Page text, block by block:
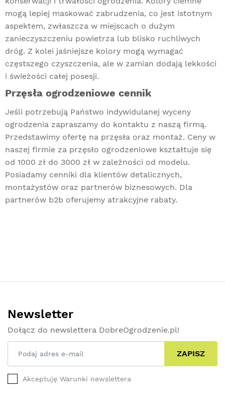
mogą lepiej maskować zabrudzenia, co jest istotnym
aspektem, zwłaszcza w miejscach o dużym
zanieczyszczeniu powietrza lub blisko ruchliwych
dróg. Z kolei jaśniejsze kolory mogą wymagać
częstszego czyszczenia, ale w zamian dodają lekkości
i świeżości całej posesji.
Przęsła ogrodzeniowe cennik
Jeśli potrzebują Państwo indywidulanej wyceny
ogrodzenia zapraszamy do kontaktu z naszą firmą.
Przedstawimy ofertę na przęsła oraz montaż. Ceny w
naszej firmie za przęsło ogrodzeniowe kształtuje się
od 1000 zł do 3000 zł w zależności od modelu.
Posiadamy cenniki dla klientów detalicznych,
montażystów oraz partnerów biznesowych. Dla
partnerów b2b oferujemy atrakcyjne rabaty.
Newsletter
Dołącz do newslettera DobreOgrodzenie.pl!
ZAPISZ
Akceptuję Warunki newslettera